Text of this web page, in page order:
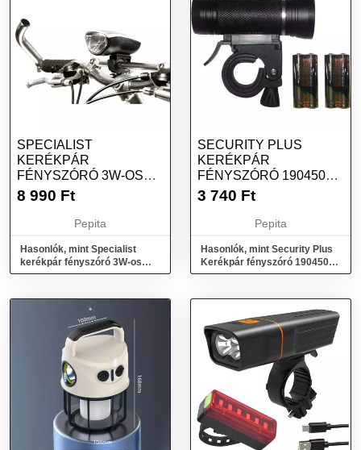
SPECIALIST
KERÉKPÁR
FÉNYSZÓRÓ 3W-OS
CREE LED-EL
8 990 Ft
Pepita
Hasonlók, mint Specialist
kerékpár fényszóró 3W-os
Cree LED-el
SECURITY PLUS
KERÉKPÁR
FÉNYSZÓRÓ 19045001
LED ELEMEKRŐL
3 740 Ft
Pepita
Hasonlók, mint Security Plus
Kerékpár fényszóró 19045001
LED Elemekről üzemeltet...